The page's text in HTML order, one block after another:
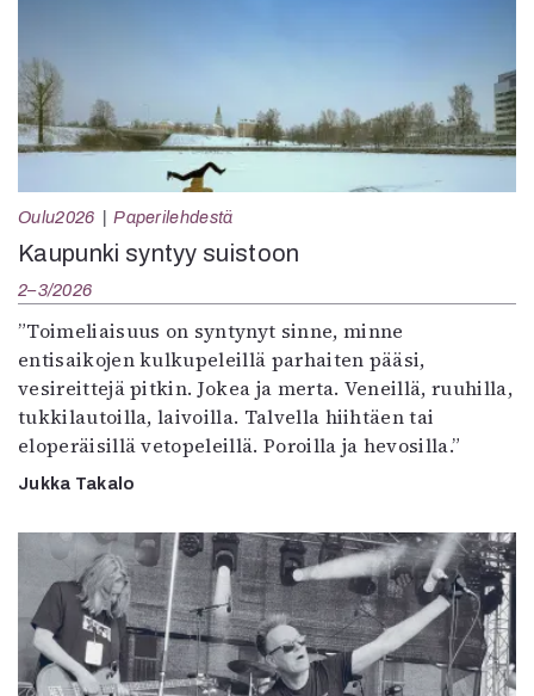
Oulu2026 Paperilehdestä
Kaupunki syntyy suistoon
2–3/2026
”Toimeliaisuus on syntynyt sinne, minne
entisaikojen kulkupeleillä parhaiten pääsi,
vesireittejä pitkin. Jokea ja merta. Veneillä, ruuhilla,
tukkilautoilla, laivoilla. Talvella hiihtäen tai
eloperäisillä vetopeleillä. Poroilla ja hevosilla.”
Jukka Takalo